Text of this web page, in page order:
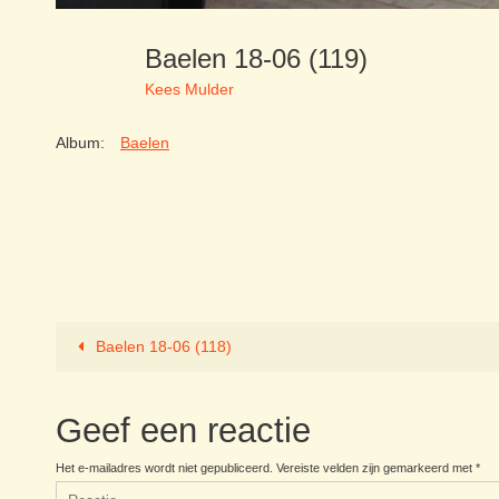
Baelen 18-06 (119)
Kees Mulder
Album: Baelen
Baelen 18-06 (118)
Geef een reactie
Het e-mailadres wordt niet gepubliceerd. Vereiste velden zijn gemarkeerd met *